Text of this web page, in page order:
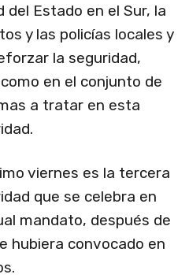
del Estado en el Sur, la
y las policías locales y
la seguridad,
en el conjunto de
a tratar en esta
viernes es la tercera
que se celebra en
mandato, después de
hubiera convocado en